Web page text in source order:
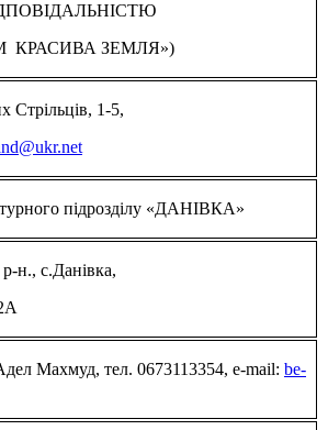
КРАСИВА ЗЕМЛЯ»)
Стрільців, 1-5,
підрозділу «ДАНІВКА»
р-н., с.Данівка,
Махмуд, тел. 0673113354, e-mail: be-